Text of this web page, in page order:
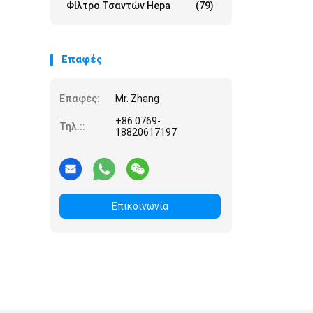
Φίλτρο Τσαντών Hepa (79)
Επαφές
Επαφές: Mr. Zhang
Τηλ.::
+86 0769-
18820617197
Επικοινωνία